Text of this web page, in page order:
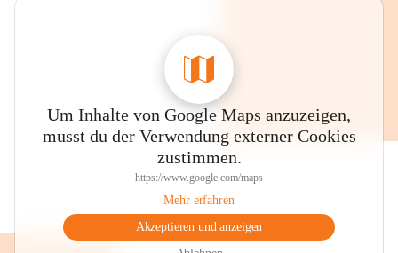
Um Inhalte von Google Maps anzuzeigen,
musst du der Verwendung externer Cookies
zustimmen.
https://www.google.com/maps
Mehr erfahren
Akzeptieren und anzeigen